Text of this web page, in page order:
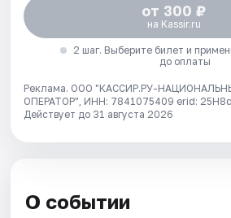
от 300 ₽
на Kassir.ru
2 шаг. Выберите билет и
до оплаты
Реклама. ООО "КАССИР.РУ-
ОПЕРАТОР", ИНН: 7841075409 erid:
Действует до 31 августа 2026
О событии